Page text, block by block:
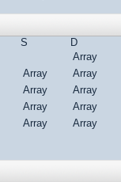
S
D
Array
Array
Array
Array
Array
Array
Array
Array
Array